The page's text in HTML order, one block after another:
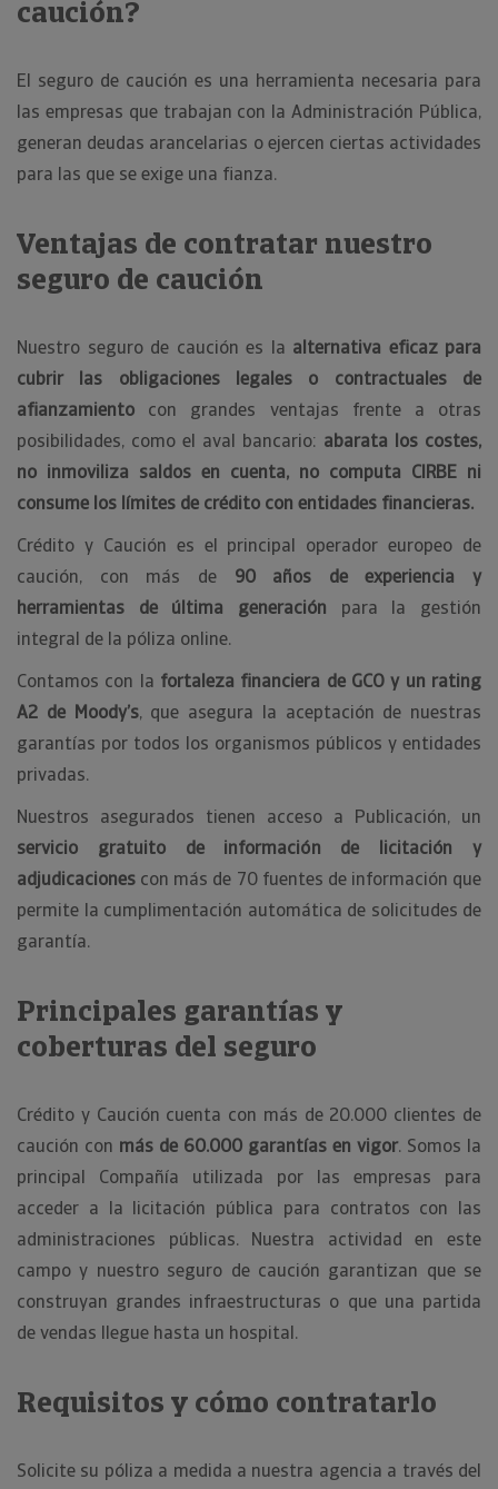
caución?
El seguro de caución es una herramienta necesaria para
las empresas que trabajan con la Administración Pública,
generan deudas arancelarias o ejercen ciertas actividades
para las que se exige una fianza.
Ventajas de contratar nuestro
seguro de caución
Nuestro seguro de caución es la alternativa eficaz para
cubrir las obligaciones legales o contractuales de
afianzamiento con grandes ventajas frente a otras
posibilidades, como el aval bancario: abarata los costes,
no inmoviliza saldos en cuenta, no computa CIRBE ni
consume los límites de crédito con entidades financieras.
Crédito y Caución es el principal operador europeo de
caución, con más de 90 años de experiencia y
herramientas de última generación para la gestión
integral de la póliza online.
Contamos con la fortaleza financiera de GCO y un rating
A2 de Moody’s, que asegura la aceptación de nuestras
garantías por todos los organismos públicos y entidades
privadas.
Nuestros asegurados tienen acceso a Publicación, un
servicio gratuito de información de licitación y
adjudicaciones con más de 70 fuentes de información que
permite la cumplimentación automática de solicitudes de
garantía.
Principales garantías y
coberturas del seguro
Crédito y Caución cuenta con más de 20.000 clientes de
caución con más de 60.000 garantías en vigor. Somos la
principal Compañía utilizada por las empresas para
acceder a la licitación pública para contratos con las
administraciones públicas. Nuestra actividad en este
campo y nuestro seguro de caución garantizan que se
construyan grandes infraestructuras o que una partida
de vendas llegue hasta un hospital.
Requisitos y cómo contratarlo
Solicite su póliza a medida a nuestra agencia a través del